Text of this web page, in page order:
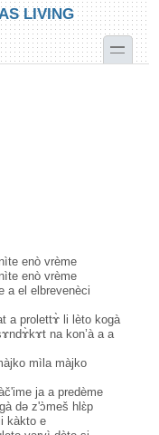
LIVING
toggle
enò vrème
enò vrème
a el elbrevenèci
a prolettɤ̀ li lèto kogà
na kon’à a a
mìla màjko
ja a predème
də z'ɔ̀meš hlɛ̀p
kàkto e